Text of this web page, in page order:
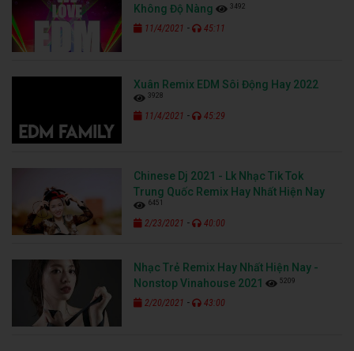
Không Độ Nàng
3492
11/4/2021 - 45:11
Xuân Remix EDM Sôi Động Hay 2022
3928
11/4/2021 - 45:29
Chinese Dj 2021 - Lk Nhạc Tik Tok
Trung Quốc Remix Hay Nhất Hiện Nay
6451
2/23/2021 - 40:00
Nhạc Trẻ Remix Hay Nhất Hiện Nay -
Nonstop Vinahouse 2021
5209
2/20/2021 - 43:00